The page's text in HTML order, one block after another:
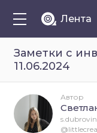
Лента
Заметки с
11.06.2024
Автор